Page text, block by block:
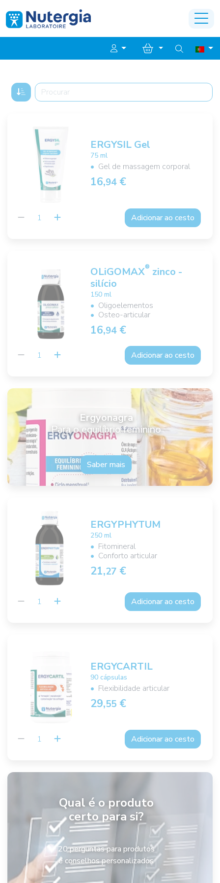
ERGYSIL Gel
75 ml
Gel de massagem corporal
16,94 €
Adicionar ao cesto
OLiGOMAX® zinco -
silício
150 ml
Oligoelementos
Osteo-articular
16,94 €
Adicionar ao cesto
Ergyonagra
Para o equilíbrio feminino
Saber mais
ERGYPHYTUM
250 ml
Fitomineral
Conforto articular
21,27 €
Adicionar ao cesto
ERGYCARTIL
90 cápsulas
Flexibilidade articular
29,55 €
Adicionar ao cesto
Qual é o produto
certo para si?
20 perguntas para produtos
e conselhos personalizados